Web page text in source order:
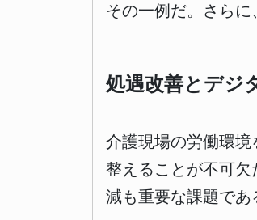
その一例だ。さらに
処遇改善とデジ
介護現場の労働環
整えることが不可
減も重要な課題であ